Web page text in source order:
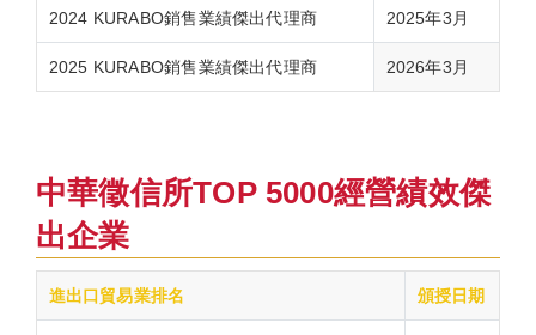
2024 KURABO銷售業績傑出代理商 2025年3月
2025 KURABO銷售業績傑出代理商 2026年3月
中華徵信所TOP 5000經營績效傑
出企業
進出口貿易業排名 頒授日期